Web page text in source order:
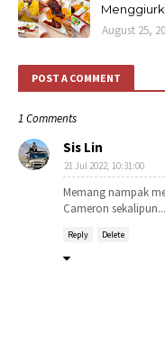
August 25,
POST A COMMENT
1 Comments
Sis Lin
21 Jul 2022, 10:31:00
Memang nampak
Cameron sekalipun...
Reply Delete